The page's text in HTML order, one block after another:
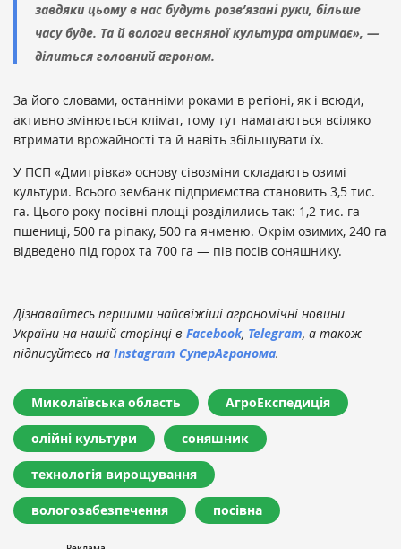
завдяки цьому в нас будуть розв’язані руки, більше
часу буде. Та й вологи весняної культура отримає», —
ділиться головний агроном.
За його словами, останніми роками в регіоні, як і всюди,
активно змінюється клімат, тому тут намагаються всіляко
втримати врожайності та й навіть збільшувати їх.
У ПСП «Дмитрівка» основу сівозміни складають озимі
культури. Всього зембанк підприємства становить 3,5 тис.
га. Цього року посівні площі розділились так: 1,2 тис. га
пшениці, 500 га ріпаку, 500 га ячменю. Окрім озимих, 240 га
відведено під горох та 700 га — пів посів соняшнику.
Дізнавайтесь першими найсвіжіші агрономічні новини
України на нашій сторінці в Facebook, Telegram, а також
підписуйтесь на Instagram СуперАгронома.
Миколаївська область АгроЕкспедиція
олійні культури соняшник
технологія вирощування
вологозабезпечення посівна